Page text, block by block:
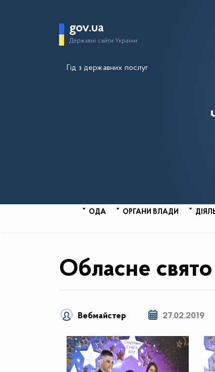
gov.ua
Державні сайти України
Гід з державних послуг
ОДА ОРГАНИ ВЛАДИ
Обласне свято
Вебмайстер 27.02.2019